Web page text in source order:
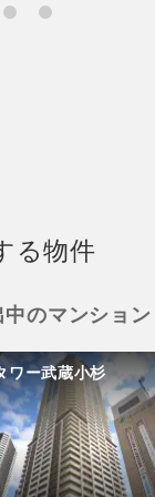
る物件
のマンション
ワー武蔵小杉